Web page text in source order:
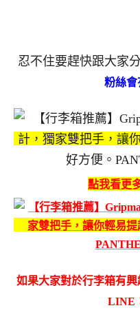
忍不住要趕快跟大家
粉絲會
點我看更
如果大家對於行李箱有
LINE